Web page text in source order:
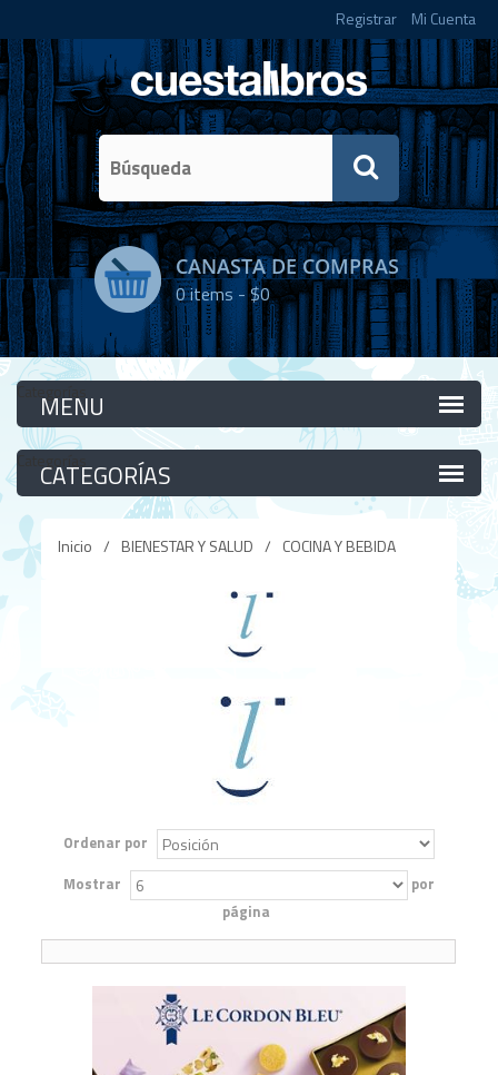
Registrar Mi Cuenta
CANASTA DE COMPRAS
0items -$0
Categorías
Categorías
Inicio / BIENESTAR Y SALUD / COCINA Y BEBIDA
Ordenar por
Mostrar
por
página